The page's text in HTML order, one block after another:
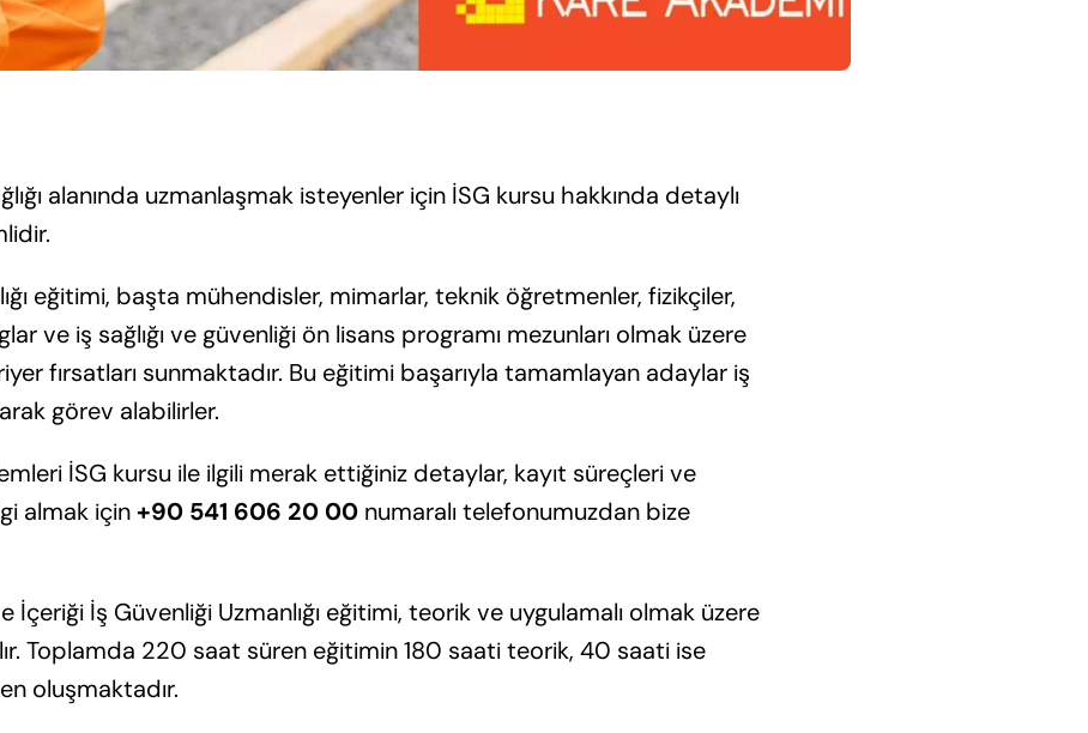
alanında uzmanlaşmak isteyenler için İSG kursu hakkında detaylı
eğitimi, başta mühendisler, mimarlar, teknik öğretmenler, fizikçiler,
ve iş sağlığı ve güvenliği ön lisans programı mezunları olmak üzere
fırsatları sunmaktadır. Bu eğitimi başarıyla tamamlayan adaylar iş
görev alabilirler.
İSG kursu ile ilgili merak ettiğiniz detaylar, kayıt süreçleri ve
almak için+90 541 606 20 00 numaralı telefonumuzdan bize
İçeriği İş Güvenliği Uzmanlığı eğitimi, teorik ve uygulamalı olmak üzere
Toplamda 220 saat süren eğitimin 180 saati teorik, 40 saati ise
oluşmaktadır.